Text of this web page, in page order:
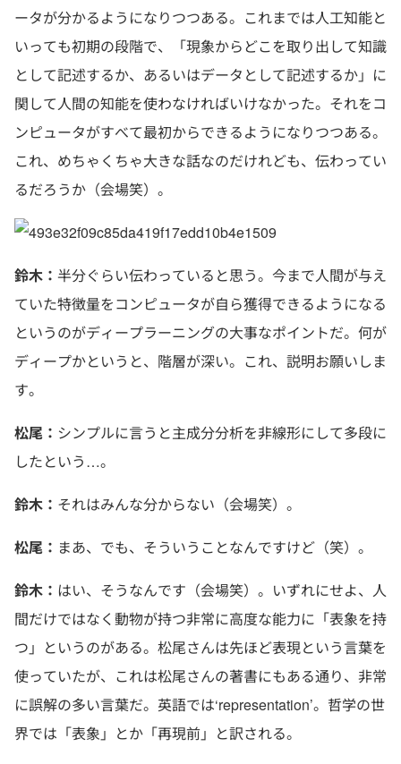
ータが分かるようになりつつある。これまでは人工知能と
いっても初期の段階で、「現象からどこを取り出して知識
として記述するか、あるいはデータとして記述するか」に
関して人間の知能を使わなければいけなかった。それをコ
ンピュータがすべて最初からできるようになりつつある。
これ、めちゃくちゃ大きな話なのだけれども、伝わってい
るだろうか（会場笑）。
鈴木： 半分ぐらい伝わっていると思う。今まで人間が与え
ていた特徴量をコンピュータが自ら獲得できるようになる
というのがディープラーニングの大事なポイントだ。何が
ディープかというと、階層が深い。これ、説明お願いしま
す。
松尾： シンプルに言うと主成分分析を非線形にして多段に
したという…。
鈴木： それはみんな分からない（会場笑）。
松尾： まあ、でも、そういうことなんですけど（笑）。
鈴木： はい、そうなんです（会場笑）。いずれにせよ、人
間だけではなく動物が持つ非常に高度な能力に「表象を持
つ」というのがある。松尾さんは先ほど表現という言葉を
使っていたが、これは松尾さんの著書にもある通り、非常
に誤解の多い言葉だ。英語では‘representation’。哲学の世
界では「表象」とか「再現前」と訳される。